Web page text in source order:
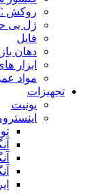
روکش SSC
ژل بی
فایل
دهان
ابزار
مواد
تجهیزات
یونیت